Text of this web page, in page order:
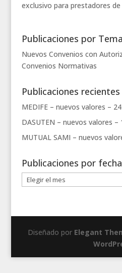
exclusivo para prestadores de
Publicaciones por Tema
Nuevos Convenios con
Convenios Normativas
Publicaciones recientes
MEDIFE – nuevos valores –
DASUTEN – nuevos valores –
MUTUAL SAMI – nuevos
Publicaciones por fecha
Publicaciones
por
Diseñado por Elegant